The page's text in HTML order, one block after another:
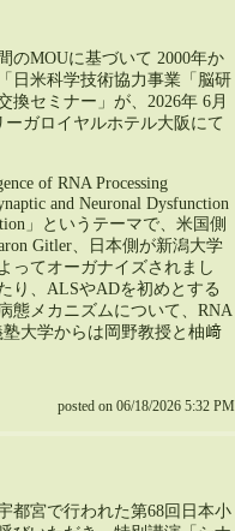
のMOUに基づいて 2000年か
日米科学技術協力事業「脳研
換セミナー」が、2026年 6月
ーガロイヤルホテル大阪にて
of RNA Processing
and Neuronal Dysfunction
」というテーマで、米国側
Gitler、日本側が新潟大学
ってオーガナイズされまし
り、ALSやADを初めとする
態メカニズムについて、RNA
大学からは岡野教授と柚﨑
posted on 06/18/2026 5:32 PM
都宮で行われた第68回日本小